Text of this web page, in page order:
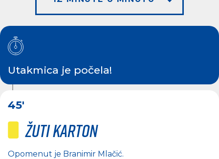
Utakmica je počela!
45'
Žuti karton
Opomenut je Branimir Mlačić.